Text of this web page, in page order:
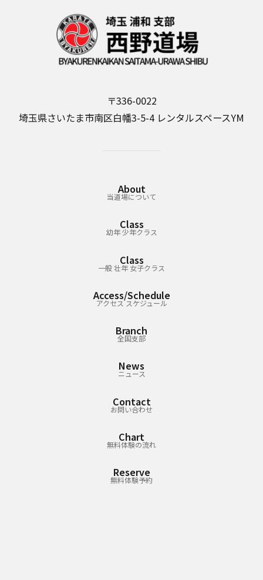
〒336-0022
埼玉県さいたま市南区白幡3-5-4 レンタルスペースYM
About
当道場について
Class
幼年 少年クラス
Class
一般 壮年 女子クラス
Access/Schedule
アクセス スケジュール
Branch
全国支部
News
ニュース
Contact
お問い合わせ
Chart
無料体験の流れ
Reserve
無料体験予約